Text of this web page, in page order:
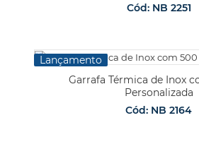
Cód: NB 2251
Lançamento
Garrafa Térmica de Inox
Personalizada
Cód: NB 2164